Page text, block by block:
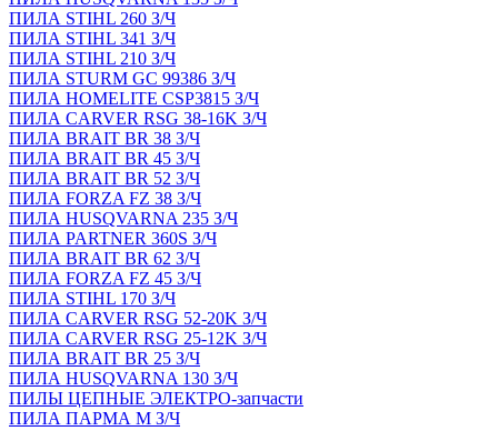
ПИЛА STIHL 260 З/Ч
ПИЛА STIHL 341 З/Ч
ПИЛА STIHL 210 З/Ч
ПИЛА STURM GC 99386 З/Ч
ПИЛА HOMELITE CSP3815 З/Ч
ПИЛА CARVER RSG 38-16K З/Ч
ПИЛА BRAIT BR 38 З/Ч
ПИЛА BRAIT BR 45 З/Ч
ПИЛА BRAIT BR 52 З/Ч
ПИЛА FORZA FZ 38 З/Ч
ПИЛА HUSQVARNA 235 З/Ч
ПИЛА PARTNER 360S З/Ч
ПИЛА BRAIT BR 62 З/Ч
ПИЛА FORZA FZ 45 З/Ч
ПИЛА STIHL 170 З/Ч
ПИЛА CARVER RSG 52-20K З/Ч
ПИЛА CARVER RSG 25-12K З/Ч
ПИЛА BRAIT BR 25 З/Ч
ПИЛА HUSQVARNA 130 З/Ч
ПИЛЫ ЦЕПНЫЕ ЭЛЕКТРО-запчасти
ПИЛА ПАРМА М З/Ч